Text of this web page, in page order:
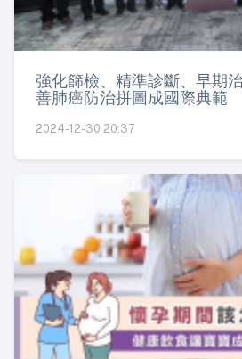
強化篩檢、精準診斷、早期
善肺癌防治拼圖成國際典範
2024-12-30 20:37